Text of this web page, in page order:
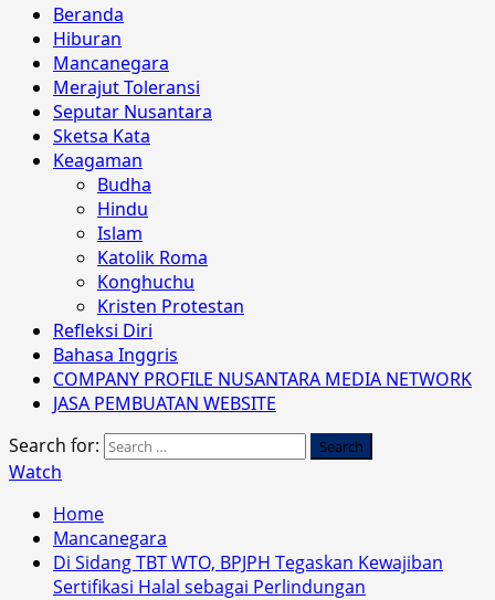
Beranda
Hiburan
Mancanegara
Merajut Toleransi
Seputar Nusantara
Sketsa Kata
Keagaman
Budha
Hindu
Islam
Katolik Roma
Konghuchu
Kristen Protestan
Refleksi Diri
Bahasa Inggris
COMPANY PROFILE NUSANTARA MEDIA NETWORK
JASA PEMBUATAN WEBSITE
Search for:
Watch
Home
Mancanegara
Di Sidang TBT WTO, BPJPH Tegaskan Kewajiban
Sertifikasi Halal sebagai Perlindungan